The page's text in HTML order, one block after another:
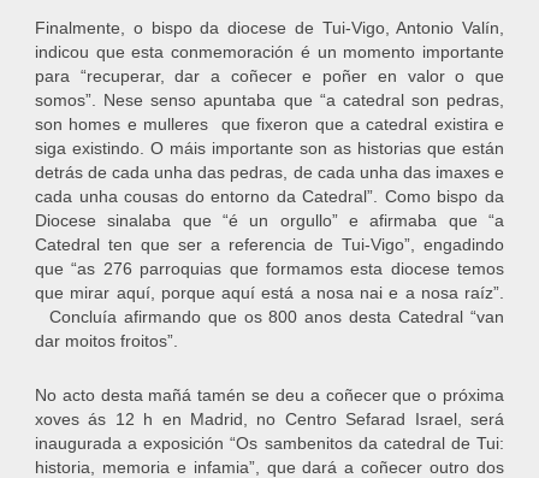
Finalmente, o bispo da diocese de Tui-Vigo, Antonio Valín,
indicou que esta conmemoración é un momento importante
para “recuperar, dar a coñecer e poñer en valor o que
somos”. Nese senso apuntaba que “a catedral son pedras,
son homes e mulleres que fixeron que a catedral existira e
siga existindo. O máis importante son as historias que están
detrás de cada unha das pedras, de cada unha das imaxes e
cada unha cousas do entorno da Catedral”. Como bispo da
Diocese sinalaba que “é un orgullo” e afirmaba que “a
Catedral ten que ser a referencia de Tui-Vigo”, engadindo
que “as 276 parroquias que formamos esta diocese temos
que mirar aquí, porque aquí está a nosa nai e a nosa raíz”.
Concluía afirmando que os 800 anos desta Catedral “van
dar moitos froitos”.
No acto desta mañá tamén se deu a coñecer que o próxima
xoves ás 12 h en Madrid, no Centro Sefarad Israel, será
inaugurada a exposición “Os sambenitos da catedral de Tui:
historia, memoria e infamia”, que dará a coñecer outro dos